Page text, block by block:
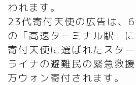
われます。
23代寄付天使の広告は、
の「高速ターミナル駅」
寄付天使に選ばれたスタ
ライナの避難民の緊急救
万ウォン寄付されます。